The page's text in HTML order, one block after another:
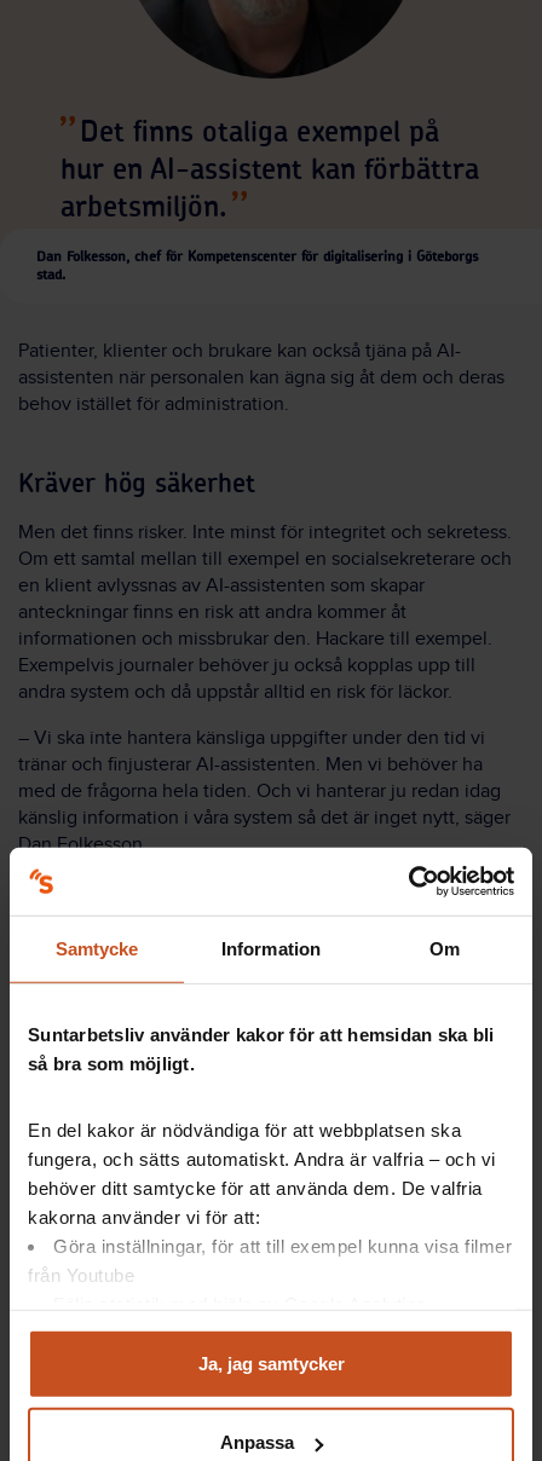
Samtycke Information Om
Suntarbetsliv använder kakor för att hemsidan ska bli
så bra som möjligt.
En del kakor är nödvändiga för att webbplatsen ska
fungera, och sätts automatiskt. Andra är valfria – och vi
behöver ditt samtycke för att använda dem. De valfria
kakorna använder vi för att:
Göra inställningar, för att till exempel kunna visa filmer
från Youtube
Analysera trafik för att kunna visa riktad information
Du kan när som helst återta ditt godkännande genom att
integritet@suntarbetsliv.se.
Ja, jag samtycker
Anpassa
Det finns otaliga exempel på
hur en AI-assistent kan förbättra
arbetsmiljön.
Dan Folkesson, chef för Kompetenscenter för digitalisering i Göteborgs
stad.
Patienter, klienter och brukare kan också tjäna på AI-
assistenten när personalen kan ägna sig åt dem och deras
behov istället för administration.
Kräver hög säkerhet
Men det finns risker. Inte minst för integritet och sekretess.
Om ett samtal mellan till exempel en socialsekreterare och
en klient avlyssnas av AI-assistenten som skapar
anteckningar finns en risk att andra kommer åt
informationen och missbrukar den. Hackare till exempel.
Exempelvis journaler behöver ju också kopplas upp till
andra system och då uppstår alltid en risk för läckor.
– Vi ska inte hantera känsliga uppgifter under den tid vi
tränar och finjusterar AI-assistenten. Men vi behöver ha
med de frågorna hela tiden. Och vi hanterar ju redan idag
känslig information i våra system så det är inget nytt, säger
Dan Folkesson.
Visste du att...
AI Sweden är ettnationellt centerför ökad
användning av artificiell intelligens, AI, i samhället.
AI Swedensamarbetar med aktörer i offentlig sektor,
näringslivet och universitetsvärlden. De finansieras
av sina aktörer och av svenska staten.
AI Sweden harkontor i bland annat Stockholm,
Göteborg, Lund, Örebro och Luleå.
Så används AI redan i kommuner och